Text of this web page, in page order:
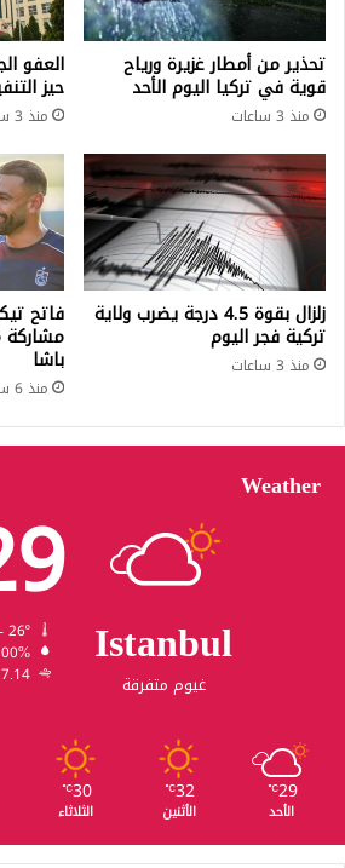
تحذير من أمطار غزيرة ورياح
قوية في تركيا اليوم الأحد
منذ 3 ساعات
العفو
حيز
منذ 3 ساعات
زلزال بقوة 4.5 درجة يضرب ولاية
تركية فجر اليوم
منذ 3 ساعات
فاتح
باشا
منذ 6 ساعات
Weather
Istanbul
غيوم متفرقة
7.14 كيلومتر/ساعة
29
℃
الأحد
32
℃
الأثنين
30
℃
الثلاثاء